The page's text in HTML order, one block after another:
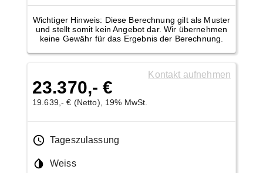
Wichtiger Hinweis: Diese Berechnung gilt als Muster
und stellt somit kein Angebot dar. Wir übernehmen
keine Gewähr für das Ergebnis der Berechnung.
23.370,- €
19.639,- € (Netto), 19% MwSt.
Kontakt aufnehmen
Tageszulassung
Weiss